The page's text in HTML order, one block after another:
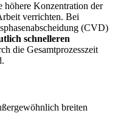
höhere Konzentration der
verrichten. Bei
(CVD)
schnelleren
die Gesamtprozesszeit
breiten